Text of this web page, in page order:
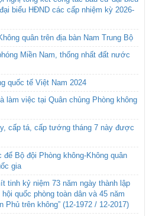
biểu HĐND các cấp nhiệm kỳ 2026-
quân trên địa bàn Nam Trung Bộ
Miền Nam, thống nhất đất nước
quốc tế Việt Nam 2024
làm việc tại Quân chủng Phòng không
cấp tá, cấp tướng tháng 7 này được
Bộ đội Phòng không-Không quân
gia
tinh kỷ niệm 73 năm ngày thành lập
quốc phòng toàn dân và 45 năm
Phủ trên không” (12-1972 / 12-2017)